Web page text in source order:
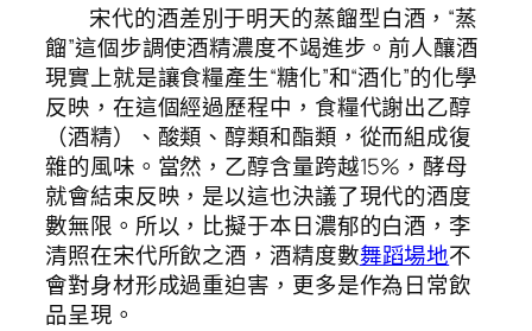
宋代的酒差別于明天的蒸餾型白酒，“蒸
餾”這個步調使酒精濃度不竭進步。前人釀酒
現實上就是讓食糧產生“糖化”和“酒化”的化學
反映，在這個經過歷程中，食糧代謝出乙醇
（酒精）、酸類、醇類和酯類，從而組成復
雜的風味。當然，乙醇含量跨越15%，酵母
就會結束反映，是以這也決議了現代的酒度
數無限。所以，比擬于本日濃郁的白酒，李
清照在宋代所飲之酒，酒精度數舞蹈場地不
會對身材形成過重迫害，更多是作為日常飲
品呈現。